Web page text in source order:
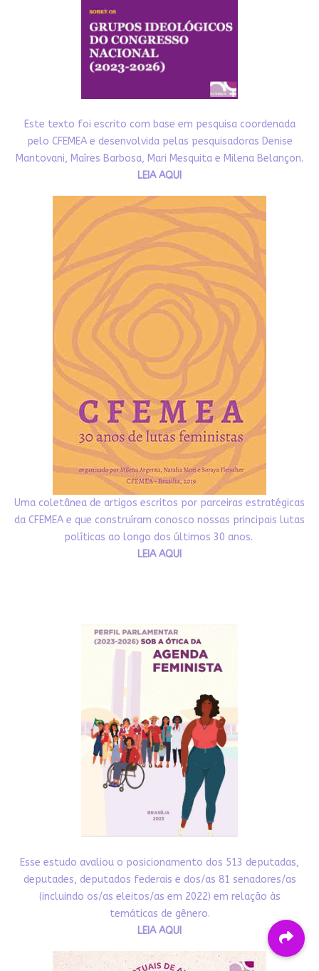
Este texto foi escrito com base em pesquisa coordenada
pelo CFEMEA e desenvolvida pelas pesquisadoras Denise
Mantovani, Maíres Barbosa, Mari Mesquita e Milena Belançon.
LEIA AQUI
Uma coletânea de artigos escritos por parceiras estratégicas
da CFEMEA e que construíram conosco nossas principais lutas
políticas ao longo dos últimos 30 anos.
LEIA AQUI
Esse estudo avaliou o posicionamento dos 513 deputadas,
deputades, deputados federais e dos/as 81 senadores/as
(incluindo os/as eleitos/as em 2022) em relação às
temáticas de gênero.
LEIA AQUI